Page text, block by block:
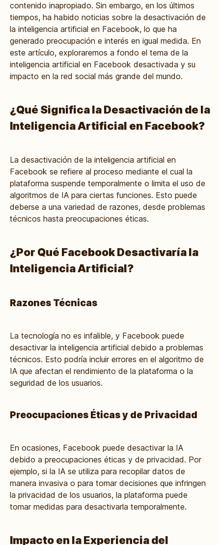
contenido inapropiado. Sin embargo, en los últimos
tiempos, ha habido noticias sobre la desactivación de
la inteligencia artificial en Facebook, lo que ha
generado preocupación e interés en igual medida. En
este artículo, exploraremos a fondo el tema de la
inteligencia artificial en Facebook desactivada y su
impacto en la red social más grande del mundo.
¿Qué Significa la Desactivación de la
Inteligencia Artificial en Facebook?
La desactivación de la inteligencia artificial en
Facebook se refiere al proceso mediante el cual la
plataforma suspende temporalmente o limita el uso de
algoritmos de IA para ciertas funciones. Esto puede
deberse a una variedad de razones, desde problemas
técnicos hasta preocupaciones éticas.
¿Por Qué Facebook Desactivaría la
Inteligencia Artificial?
Razones Técnicas
La tecnología no es infalible, y Facebook puede
desactivar la inteligencia artificial debido a problemas
técnicos. Esto podría incluir errores en el algoritmo de
IA que afectan el rendimiento de la plataforma o la
seguridad de los usuarios.
Preocupaciones Éticas y de Privacidad
En ocasiones, Facebook puede desactivar la IA
debido a preocupaciones éticas y de privacidad. Por
ejemplo, si la IA se utiliza para recopilar datos de
manera invasiva o para tomar decisiones que infringen
la privacidad de los usuarios, la plataforma puede
tomar medidas para desactivarla temporalmente.
Impacto en la Experiencia del